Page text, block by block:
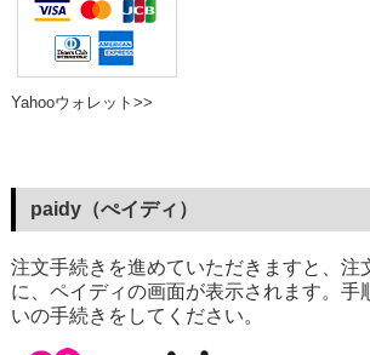
Yahooウォレット>>
paidy（ぺイディ）
注文手続きを進めていただきますと、注
に、ペイディの画面が表示されます。手
いの手続きをしてください。